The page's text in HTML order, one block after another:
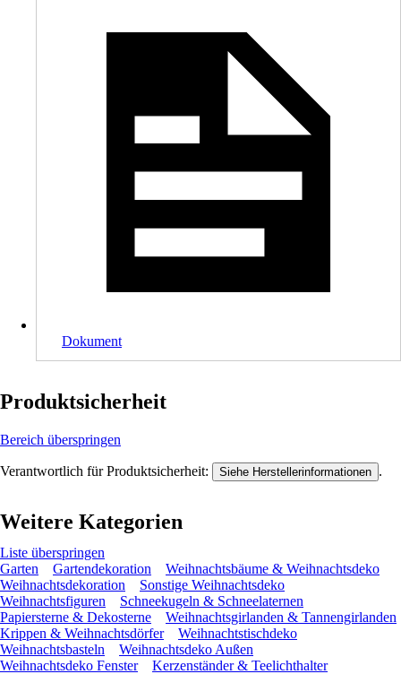
Dokument
Produktsicherheit
Bereich überspringen
Verantwortlich für Produktsicherheit: Siehe Herstellerinformationen .
Weitere Kategorien
Liste überspringen
Garten
Gartendekoration
Weihnachtsbäume & Weihnachtsdeko
Weihnachtsdekoration
Sonstige Weihnachtsdeko
Weihnachtsfiguren
Schneekugeln & Schneelaternen
Papiersterne & Dekosterne
Weihnachtsgirlanden & Tannengirlanden
Krippen & Weihnachtsdörfer
Weihnachtstischdeko
Weihnachtsbasteln
Weihnachtsdeko Außen
Weihnachtsdeko Fenster
Kerzenständer & Teelichthalter